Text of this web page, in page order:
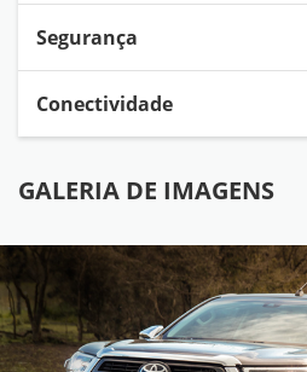
Segurança
Conectividade
GALERIA DE IMAGENS